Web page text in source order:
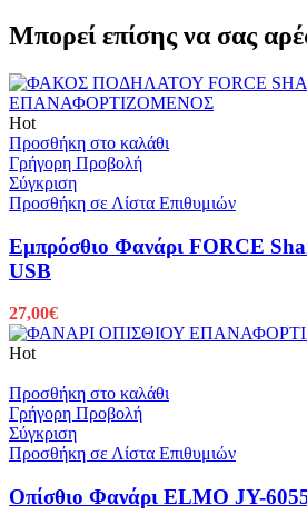
Μπορεί επίσης να σας
Hot
Προσθήκη στο καλάθι
Γρήγορη Προβολή
Σύγκριση
Προσθήκη σε Λίστα Επιθυμιών
Εμπρόσθιο Φανάρι FORCE
USB
27,00€
Hot
Προσθήκη στο καλάθι
Γρήγορη Προβολή
Σύγκριση
Προσθήκη σε Λίστα Επιθυμιών
Οπίσθιο Φανάρι ELMO JY-